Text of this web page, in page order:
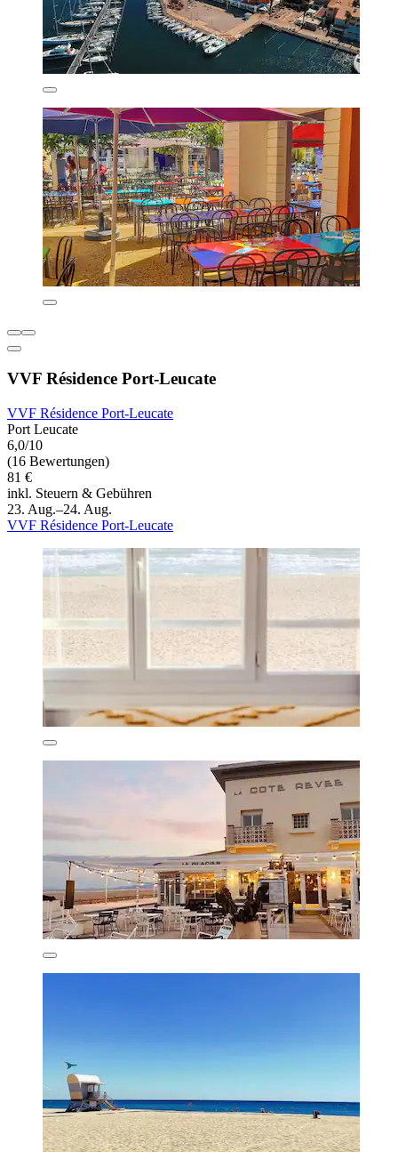
VVF Résidence Port-Leucate
VVF Résidence Port-Leucate
Port Leucate
6,0/10
(16 Bewertungen)
81 €
inkl. Steuern & Gebühren
23. Aug.–24. Aug.
VVF Résidence Port-Leucate